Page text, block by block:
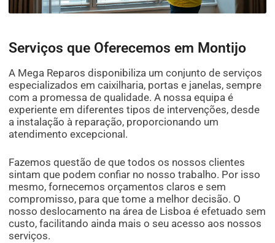
Serviços que Oferecemos em Montijo
A Mega Reparos disponibiliza um conjunto de serviços
especializados em caixilharia, portas e janelas, sempre
com a promessa de qualidade. A nossa equipa é
experiente em diferentes tipos de intervenções, desde
a instalação à reparação, proporcionando um
atendimento excepcional.
Fazemos questão de que todos os nossos clientes
sintam que podem confiar no nosso trabalho. Por isso
mesmo, fornecemos orçamentos claros e sem
compromisso, para que tome a melhor decisão. O
nosso deslocamento na área de Lisboa é efetuado sem
custo, facilitando ainda mais o seu acesso aos nossos
serviços.